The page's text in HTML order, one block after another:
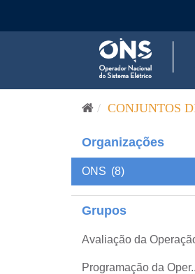
CONJUNTOS
Organizações
ONS (8)
Grupos
Avaliação da
Programação da